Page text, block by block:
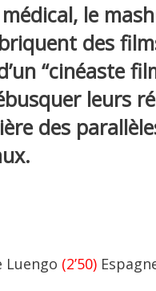
le
des
“cinéaste
leurs
des
Luengo (2’50)